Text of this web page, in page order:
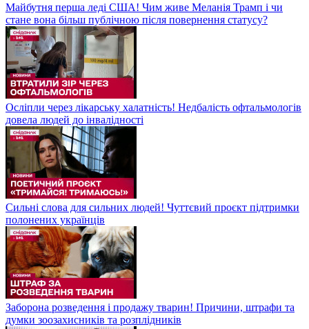
Майбутня перша леді США! Чим живе Меланія Трамп і чи
стане вона більш публічною після повернення статусу?
Осліпли через лікарську халатність! Недбалість офтальмологів
довела людей до інвалідності
Сильні слова для сильних людей! Чуттєвий проєкт підтримки
полонених українців
Заборона розведення і продажу тварин! Причини, штрафи та
думки зоозахисників та розплідників